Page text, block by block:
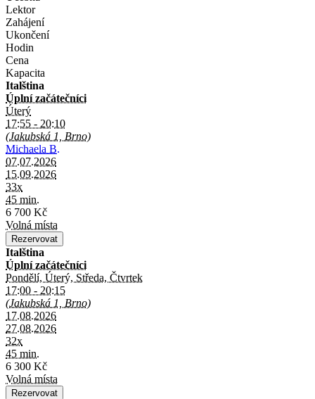
Lektor
Zahájení
Ukončení
Hodin
Cena
Kapacita
Italština
Úplní začátečníci
Úterý
17:55 - 20:10
(Jakubská 1, Brno)
Michaela B.
07.07.2026
15.09.2026
33x
45 min.
6 700 Kč
Volná místa
Italština
Úplní začátečníci
Pondělí, Úterý, Středa, Čtvrtek
17:00 - 20:15
(Jakubská 1, Brno)
17.08.2026
27.08.2026
32x
45 min.
6 300 Kč
Volná místa